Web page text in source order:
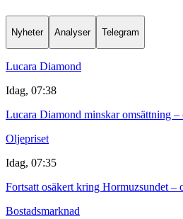
Nyheter Analyser Telegram
Lucara Diamond
Idag, 07:38
Lucara Diamond minskar omsättning –
Oljepriset
Idag, 07:35
Fortsatt osäkert kring Hormuzsundet –
Bostadsmarknad